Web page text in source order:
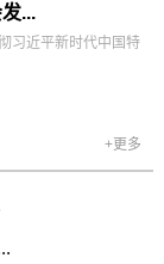
...
习近平新时代中国特
+更多